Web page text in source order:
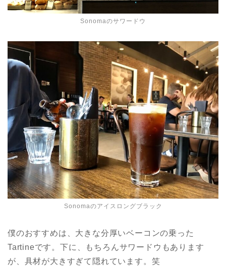
Sonomaのサワードウ
Sonomaのアイスロングブラック
僕のおすすめは、大きな分厚いベーコンの乗った
Tartineです。下に、もちろんサワードウもあります
が、具材が大きすぎて隠れています。笑